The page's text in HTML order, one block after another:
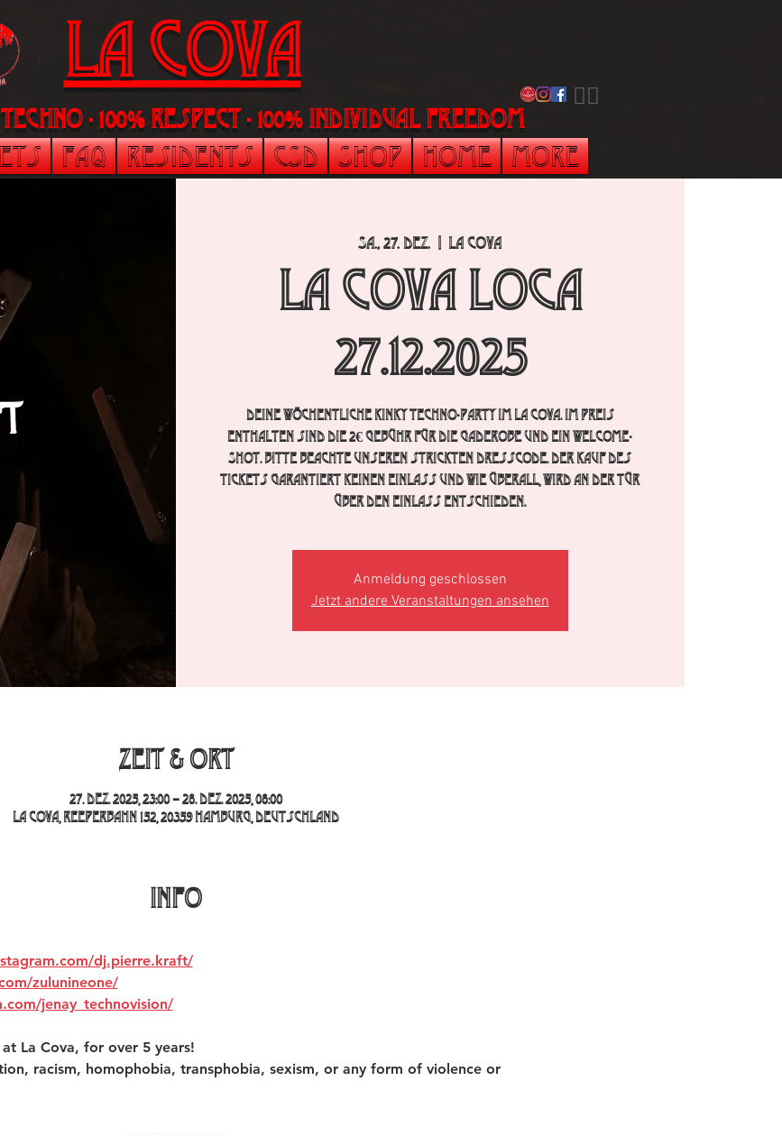
LA Cova
Techno - 100% Respect - 100% individual freedom
​🏳️‍🌈
FAQ Residents CSD Shop Home More
Sa., 27. Dez.
  |
La Cova
La Cova Loca
27.12.2025
Deine wöchentliche Kinky Techno-Party im La Cova. im Preis
enthalten sind die 2€ Gebühr für die Gaderobe und ein Welcome-
Shot. Bitte beachte unseren strickten Dresscode. Der Kauf des
Tickets garantiert keinen Einlass und wie überall, wird an der Tür
über den Einlass entschieden.
Anmeldung geschlossen
Jetzt andere Veranstaltungen ansehen
Zeit & Ort
27. Dez. 2025, 23:00 – 28. Dez. 2025, 08:00
La Cova, Reeperbahn 152, 20359 Hamburg, Deutschland
INFO
dj.pierre.kraft/
zulunineone/
jenay_technovision/
La Cova, for over 5 years!
racism, homophobia, transphobia, sexism, or any form of violence or